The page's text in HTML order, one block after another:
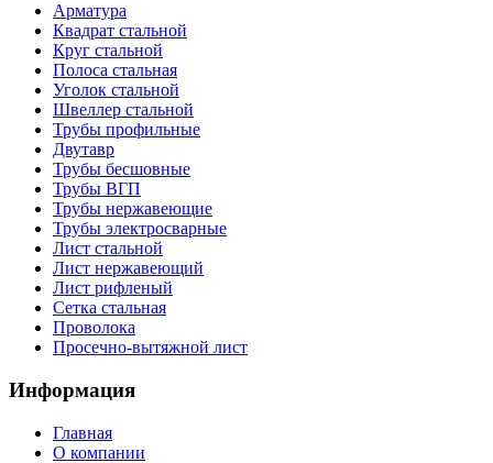
Арматура
Квадрат стальной
Круг стальной
Полоса стальная
Уголок стальной
Швеллер стальной
Трубы профильные
Двутавр
Трубы бесшовные
Трубы ВГП
Трубы нержавеющие
Трубы электросварные
Лист стальной
Лист нержавеющий
Лист рифленый
Сетка стальная
Проволока
Просечно-вытяжной лист
Информация
Главная
О компании